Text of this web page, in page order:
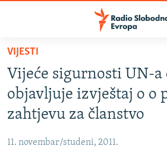
Pređite
glavni
sadržaj
Pređite
na
glavnu
BOSNA I HERCEGOVINA
SRBIJA
KOSOVO
CRNA GORA
VIJESTI
Vijeće sigurnosti UN-a
objavljuje izvještaj o o
zahtjevu za članstvo
11. novembar/studeni, 2011.